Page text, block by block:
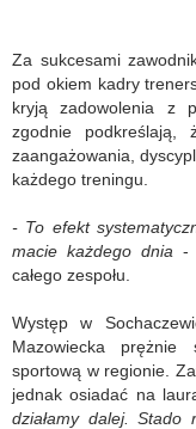
Za sukcesami
pod okiem kadry
kryją zadowolenia z
zgodnie
zaangażowania,
każdego treningu.
- To efekt
macie każdego dnia-
całego zespołu.
Występ w
Mazowiecka prężnie
sportową w regionie.
jednak osiadać na
działamy dalej. Stado